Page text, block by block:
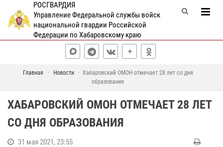
РОСГВАРДИЯ
Управление Федеральной службы войск
национальной гвардии Российской
Федерации по Хабаровскому краю
Главная Новости
Хабаровский ОМОН отмечает 28 лет со дня
образования
ХАБАРОВСКИЙ ОМОН ОТМЕЧАЕТ 28 ЛЕТ
СО ДНЯ ОБРАЗОВАНИЯ
31 мая 2021, 23:55